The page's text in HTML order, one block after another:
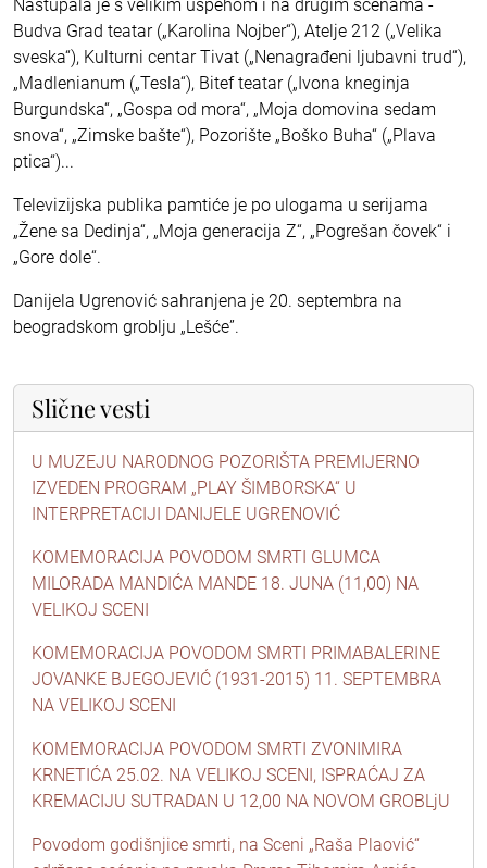
Nastupala je s velikim uspehom i na drugim scenama -
Budva Grad teatar („Karolina Nojber“), Atelje 212 („Velika
sveska“), Kulturni centar Tivat („Nenagrađeni ljubavni trud“),
„Madlenianum („Tesla“), Bitef teatar („Ivona kneginja
Burgundska“, „Gospa od mora“, „Moja domovina sedam
snova“, „Zimske bašte“), Pozorište „Boško Buha“ („Plava
ptica“)...
Televizijska publika pamtiće je po ulogama u serijama
„Žene sa Dedinja“, „Moja generacija Z“, „Pogrešan čovek“ i
„Gore dole“.
Danijela Ugrenović sahranjena je 20. septembra na
beogradskom groblju „Lešće”.
Slične vesti
U MUZEJU NARODNOG POZORIŠTA PREMIJERNO
IZVEDEN PROGRAM „PLAY ŠIMBORSKA“ U
INTERPRETACIJI DANIJELE UGRENOVIĆ
KOMEMORACIJA POVODOM SMRTI GLUMCA
MILORADA MANDIĆA MANDE 18. JUNA (11,00) NA
VELIKOJ SCENI
KOMEMORACIJA POVODOM SMRTI PRIMABALERINE
JOVANKE BJEGOJEVIĆ (1931-2015) 11. SEPTEMBRA
NA VELIKOJ SCENI
KOMEMORACIJA POVODOM SMRTI ZVONIMIRA
KRNETIĆA 25.02. NA VELIKOJ SCENI, ISPRAĆAJ ZA
KREMACIJU SUTRADAN U 12,00 NA NOVOM GROBLjU
Povodom godišnjice smrti, na Sceni „Raša Plaović“